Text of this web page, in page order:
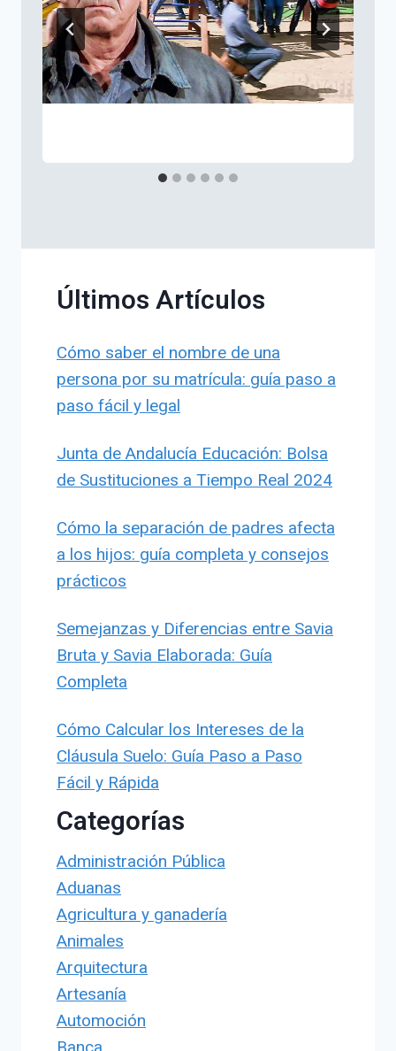
Últimos Artículos
Cómo saber el nombre de una
persona por su matrícula: guía paso a
paso fácil y legal
Junta de Andalucía Educación: Bolsa
de Sustituciones a Tiempo Real 2024
Cómo la separación de padres afecta
a los hijos: guía completa y consejos
prácticos
Semejanzas y Diferencias entre Savia
Bruta y Savia Elaborada: Guía
Completa
Cómo Calcular los Intereses de la
Cláusula Suelo: Guía Paso a Paso
Fácil y Rápida
Categorías
Administración Pública
Aduanas
Agricultura y ganadería
Animales
Arquitectura
Artesanía
Automoción
Banca